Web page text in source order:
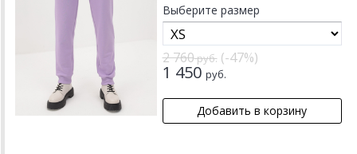
Выберите размер
2 760руб.(-47%)
1 450 руб.